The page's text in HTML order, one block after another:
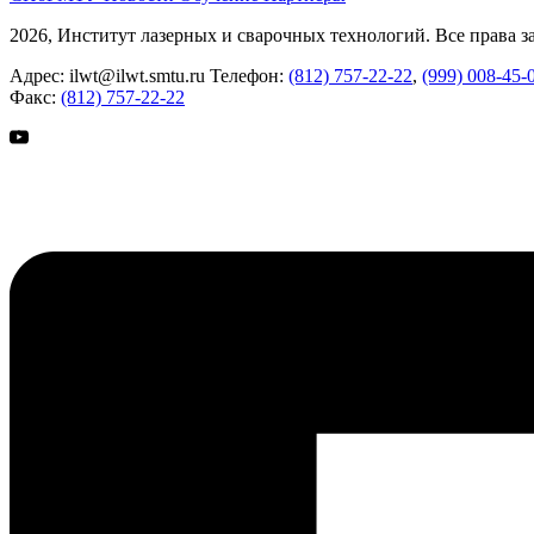
2026, Институт лазерных и сварочных технологий. Все права
Адрес: ilwt@ilwt.smtu.ru Телефон: (812) 757-22-22, (999) 008-45-
Факс: (812) 757-22-22